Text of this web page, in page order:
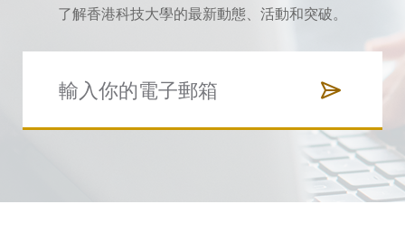
了解香港科技大學的最新動態、活動和突破。